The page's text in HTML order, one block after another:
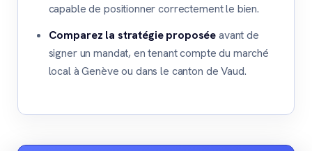
capable de positionner correctement le bien.
Comparez la stratégie proposéeavant de
signer un mandat, en tenant compte du marché
local à Genève ou dans le canton de Vaud.